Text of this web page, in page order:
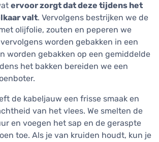
ervoor zorgt dat deze tijdens het
valt. Vervolgens bestrijken we de
olijfolie, zouten en peperen we
worden gebakken in een
worden gebakken op een gemiddelde
het bakken bereiden we een
de kabeljauw een frisse smaak en
van het vlees. We smelten de
en voegen het sap en de geraspte
toe. Als je van kruiden houdt, kun je